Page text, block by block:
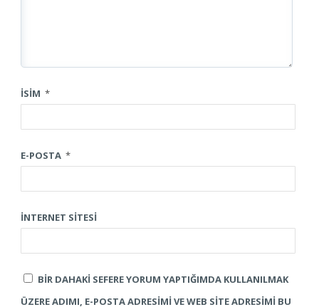
İSIM *
E-POSTA *
İNTERNET SITESI
BIR DAHAKI SEFERE YORUM YAPTIĞIMDA KULLANILMAK
ÜZERE ADIMI, E-POSTA ADRESIMI VE WEB SITE ADRESIMI BU